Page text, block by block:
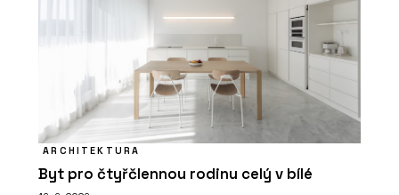
ARCHITEKTURA
Byt pro čtyřčlennou rodinu celý v bílé